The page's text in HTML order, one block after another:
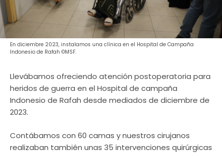
En diciembre 2023, instalamos una clínica en el Hospital de Campaña
Indonesio de Rafah ©MSF.
Llevábamos ofreciendo atención postoperatoria para
heridos de guerra en el Hospital de campaña
Indonesio de Rafah desde mediados de diciembre de
2023.
Contábamos con 60 camas y nuestros cirujanos
realizaban también unas 35 intervenciones quirúrgicas